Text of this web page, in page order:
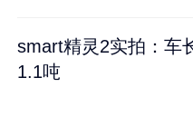
smart精灵2实拍：车
1.1吨